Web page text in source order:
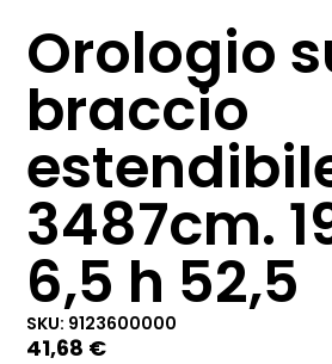
Orologio
braccio
3487cm.
6,5 h 52,5
SKU: 9123600000
41,68 €